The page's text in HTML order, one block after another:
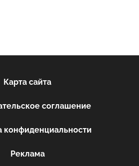
Карта сайта
соглашение
конфиденциальности
Реклама